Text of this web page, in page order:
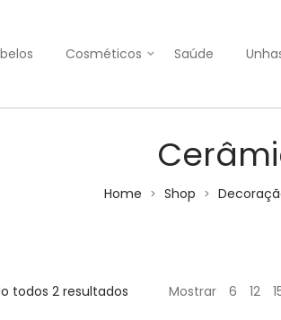
Cosméticos Saúde
Home > Shop >
todos 2 resultados Mostrar 6 12